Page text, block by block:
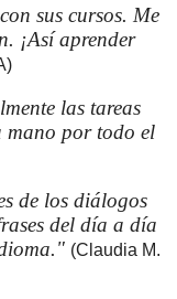
sus cursos. Me
¡Así aprender
las tareas
mano por todo el
de los diálogos
del día a día
(Claudia M.